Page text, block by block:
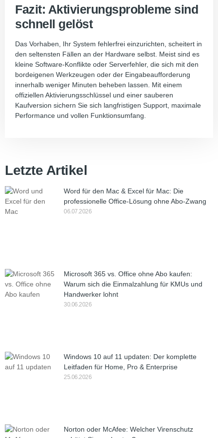
Fazit: Aktivierungsprobleme sind
schnell gelöst
Das Vorhaben, Ihr System fehlerfrei einzurichten, scheitert in
den seltensten Fällen an der Hardware selbst. Meist sind es
kleine Software-Konflikte oder Serverfehler, die sich mit den
bordeigenen Werkzeugen oder der Eingabeaufforderung
innerhalb weniger Minuten beheben lassen. Mit einem
offiziellen Aktivierungsschlüssel und einer sauberen
Kaufversion sichern Sie sich langfristigen Support, maximale
Performance und vollen Funktionsumfang.
Letzte Artikel
Word für den Mac & Excel für Mac: Die
professionelle Office-Lösung ohne Abo-Zwang
06.07.2026
Microsoft 365 vs. Office ohne Abo kaufen:
Warum sich die Einmalzahlung für KMUs und
Handwerker lohnt
30.06.2026
Windows 10 auf 11 updaten: Der komplette
Leitfaden für Home, Pro & Enterprise
25.06.2026
Norton oder McAfee: Welcher Virenschutz